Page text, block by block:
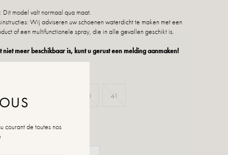
model valt normaal qua maat.
Wij adviseren uw schoenen waterdicht te maken met een
of een multifunctionele spray, die in alle gevallen geschikt is.
niet meer beschikbaar is, kunt u gerust een melding aanmaken!
37 40 41
courant de toutes nos